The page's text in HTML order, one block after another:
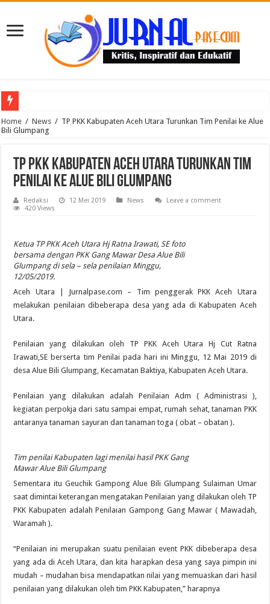
Puluhan Guru Berkumpul di TPN XIII Aceh Utara, Kacabdin Tekankan Cetak
Home / News / TP PKK Kabupaten Aceh Utara Turunkan Tim Penilai ke Alue
Bili Glumpang
TP PKK Kabupaten Aceh Utara Turunkan Tim
Penilai ke Alue Bili Glumpang
Redaksi 12 Mei 2019 News
Leave a comment
420 Views
Ketua TP PKK Aceh Utara Hj Ratna Irawati, SE foto
bersama dengan PKK Gang Mawar Desa Alue Bili
Glumpang di sela – sela penilaian Minggu,
12/05/2019.
Aceh Utara | Jurnalpase.com – Tim penggerak PKK Aceh Utara
melakukan penilaian dibeberapa desa yang ada di Kabupaten Aceh
Utara.
Penilaian yang dilakukan oleh TP PKK Aceh Utara Hj Cut Ratna
Irawati,SE berserta tim Penilai pada hari ini Minggu, 12 Mai 2019 di
desa Alue Bili Glumpang, Kecamatan Baktiya, Kabupaten Aceh Utara.
Penilaian yang dilakukan adalah Penilaian Adm ( Administrasi ),
kegiatan perpokja dari satu sampai empat, rumah sehat, tanaman PKK
antaranya tanaman sayuran dan tanaman toga ( obat – obatan ).
Tim penilai Kabupaten lagi menilai hasil PKK Gang
Mawar Alue Bili Glumpang
Sementara itu Geuchik Gampong Alue Bili Glumpang Sulaiman Umar
saat dimintai keterangan mengatakan Penilaian yang dilakukan oleh TP
PKK Kabupaten adalah Penilaian Gampong Gang Mawar ( Mawadah,
Waramah ).
“Penilaian ini merupakan suatu penilaian event PKK dibeberapa desa
yang ada di Aceh Utara, dan kita harapkan desa yang saya pimpin ini
mudah – mudahan bisa mendapatkan nilai yang memuaskan dari hasil
penilaian yang dilakukan oleh tim PKK Kabupaten,” harapnya